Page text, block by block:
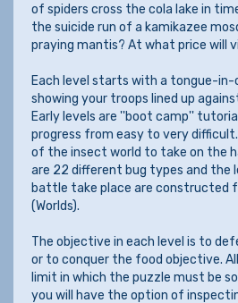
of spiders cross the cola lake in
the suicide run of a kamikazee
praying mantis? At what price will
Each level starts with a tongue-
showing your troops lined up
Early levels are ''boot camp''
progress from easy to very
of the insect world to take on the
are 22 different bug types and the
battle take place are constructed
(Worlds).
The objective in each level is to
or to conquer the food objective.
limit in which the puzzle must be
you will have the option of